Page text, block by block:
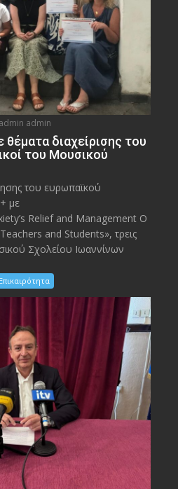
admin admin
διαχείρισης του
του Μουσικού
του ευρωπαϊκού
με
Relief and Management O
and Students», τρεις
Σχολείου Ιωαννίνων
Επικαιρότητα